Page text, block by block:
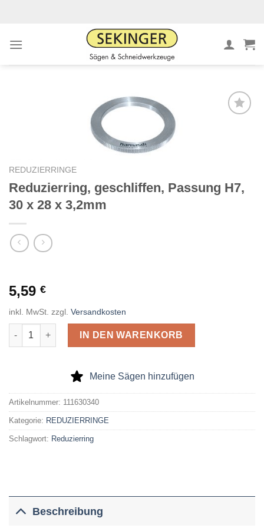
REDUZIERRINGE
Reduzierring, geschliffen, Passung H7,
30 x 28 x 3,2mm
5,59 €
inkl. MwSt. zzgl. Versandkosten
Reduzierring, geschliffen, Passung H7, 30 x 28 x 3,2mm Menge
IN DEN WARENKORB
Meine Sägen hinzufügen
Artikelnummer: 111630340
Kategorie: REDUZIERRINGE
Schlagwort: Reduzierring
Beschreibung